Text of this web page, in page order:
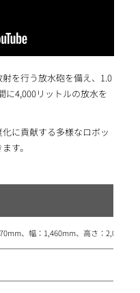
を行う放水砲を備え、1.0
に4,000リットルの放水を
に貢献する多様なロボッ
す。
、幅：1,460mm、高さ：2,070mm